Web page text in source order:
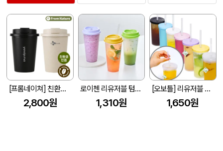
[프롬네이쳐] 친환경 커피가루 텀블러 400ml
2,800원
로이첸 리유저블 텀블러 710ml+빨대솔(국산)
1,310원
[오보틀] 리유저블 반투명 빨대텀블러 (빨대포함) 500ml
1,650원